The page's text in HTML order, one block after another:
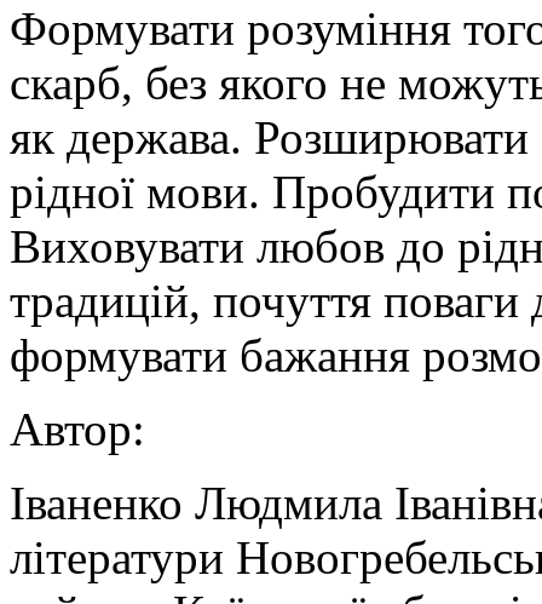
Формувати розуміння
скарб, без якого не
як держава. Розширювати
рідної мови. Пробудити
Виховувати любов до
традицій, почуття поваги
формувати бажання
Автор:
Іваненко Людмила
літератури